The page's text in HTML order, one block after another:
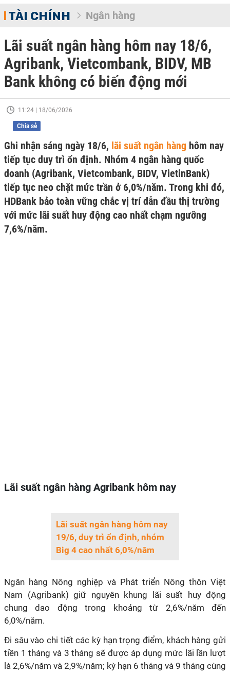
TÀI CHÍNH Ngân hàng
Lãi suất ngân hàng hôm nay 18/6,
Agribank, Vietcombank, BIDV, MB
Bank không có biến động mới
11:24 | 18/06/2026
Chia sẻ
Ghi nhận sáng ngày 18/6, lãi suất ngân hàng hôm nay
tiếp tục duy trì ổn định. Nhóm 4 ngân hàng quốc
doanh (Agribank, Vietcombank, BIDV, VietinBank)
tiếp tục neo chặt mức trần ở 6,0%/năm. Trong khi đó,
HDBank bảo toàn vững chắc vị trí dẫn đầu thị trường
với mức lãi suất huy động cao nhất chạm ngưỡng
7,6%/năm.
Lãi suất ngân hàng Agribank hôm nay
Lãi suất ngân hàng hôm nay
19/6, duy trì ổn định, nhóm
Big 4 cao nhất 6,0%/năm
Ngân hàng Nông nghiệp và Phát triển Nông thôn Việt
Nam (Agribank) giữ nguyên khung lãi suất huy động
chung dao động trong khoảng từ 2,6%/năm đến
6,0%/năm.
Đi sâu vào chi tiết các kỳ hạn trọng điểm, khách hàng gửi
tiền 1 tháng và 3 tháng sẽ được áp dụng mức lãi lần lượt
là 2,6%/năm và 2,9%/năm; kỳ hạn 6 tháng và 9 tháng cùng